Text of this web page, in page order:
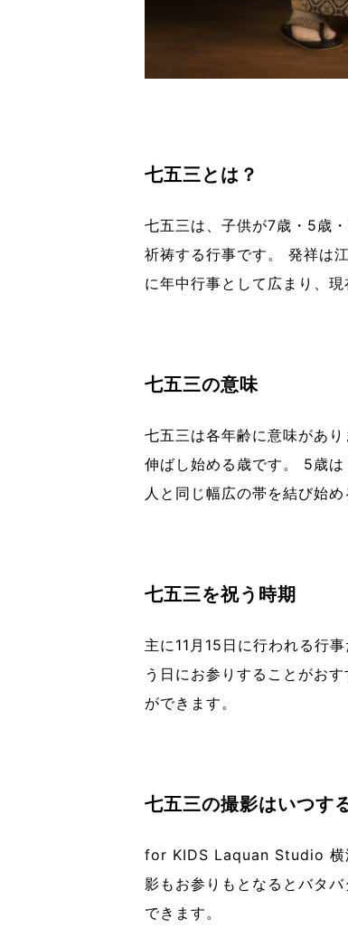
七五三とは？
七五三は、子供が7歳・5歳
祈祷する行事です。 発祥は
に年中行事として広まり、
七五三の意味
七五三は各年齢に意味があ
伸ばし始める歳です。 5歳
人と同じ幅広の帯を結び始
七五三を祝う時期
主に11月15日に行われる行
う日にお参りすることがお
ができます。
七五三の撮影はいつす
for KIDS Laquan Studio 横
影もお参りもとなるとバタ
できます。